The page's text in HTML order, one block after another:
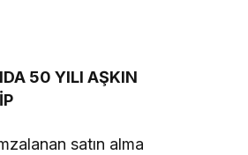
50 YILI AŞKIN
satın alma